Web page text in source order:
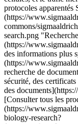
protocoles apparentés
(https://
commons/
search.png
(https://
des informations plus
(https://
recherche de
sécurité, des
des
[Consulter tous les
(https://
biology-research?